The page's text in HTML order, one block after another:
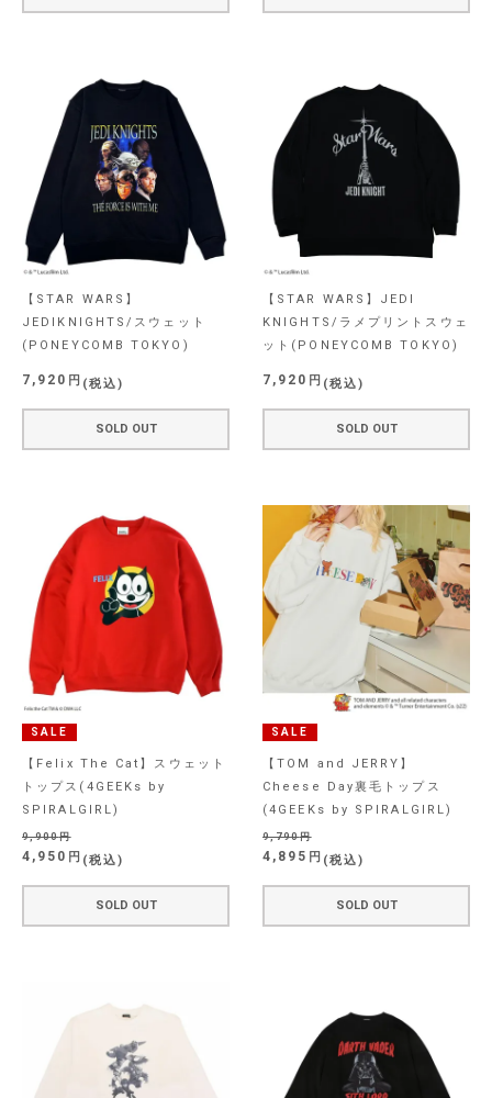
【STAR WARS】
JEDIKNIGHTS/スウェット
(PONEYCOMB TOKYO)
7,920 税込
SOLD OUT
【STAR WARS】JEDI
KNIGHTS/ラメプリントスウェ
ット(PONEYCOMB TOKYO)
7,920 税込
SOLD OUT
SALE
【Felix The Cat】スウェット
トップス(4GEEKs by
SPIRALGIRL)
9,900
4,950 税込
SOLD OUT
SALE
【TOM and JERRY】
Cheese Day裏毛トップス
(4GEEKs by SPIRALGIRL)
9,790
4,895 税込
SOLD OUT